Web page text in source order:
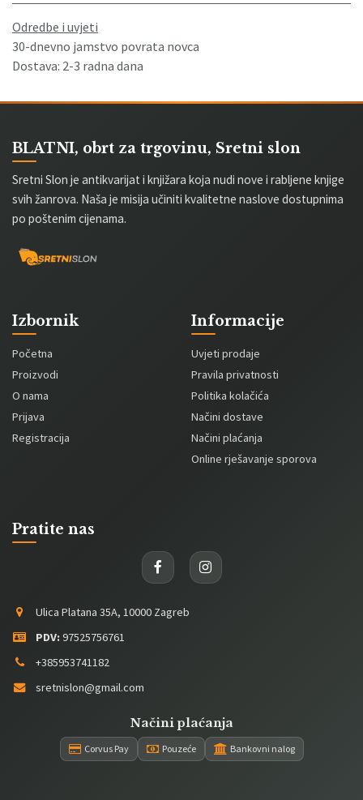
Odredbe i uvjeti
30-dnevno jamstvo povrata novca
Dostava: 2-3 radna dana
BLATNI, obrt za trgovinu, Sretni slon
Sretni Slon je antikvarijat i knjižara koja nudi nove i rabljene knjige
svih žanrova. Naša je misija učiniti kvalitetne naslove dostupnima
po poštenim cijenama.
Izbornik
Početna
Proizvodi
O nama
Prijava
Registracija
Informacije
Uvjeti prodaje
Pravila privatnosti
Politika kolačića
Načini dostave
Načini plaćanja
Online rješavanje sporova
Pratite nas
Ulica Platana 35A, 10000 Zagreb
PDV: 97525756761
+385953741182
sretnislon@gmail.com
Načini plaćanja
Corvus Pay Pouzeće Bankovni nalog